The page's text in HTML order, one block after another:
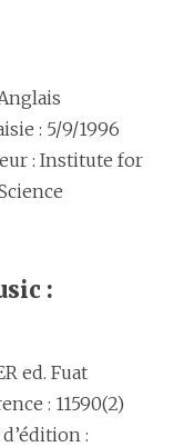
: 5/9/1996
: Institute for
:
ed. Fuat
: 11590(2)
: